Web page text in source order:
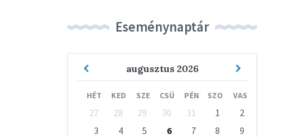
Eseménynaptár
augusztus 2026
Previous
Next
HÉT KED SZE CSÜ PÉN SZO VAS
Skip
calendar
days
27 28 29 30 31 1
2
3
4 5 6 7 8
9